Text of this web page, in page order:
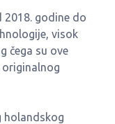
2018. godine do
visok
čega su ove
originalnog
holandskog